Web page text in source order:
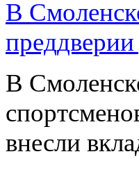
В
В
внесли